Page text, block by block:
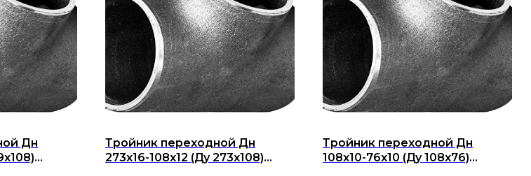
Дн
Тройник переходной Дн
273x16-108x12 (Ду 273x108)
Тройник переходной Дн
108х10-76х10 (Ду 108х76)